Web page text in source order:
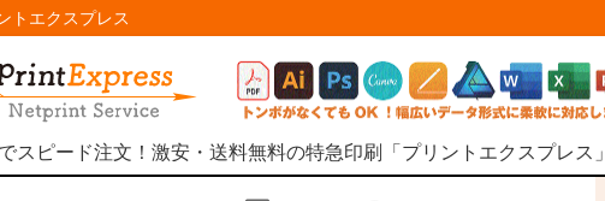
トエクスプレス
スピード注文！激安・送料無料の特急印刷「プリントエクスプレス」